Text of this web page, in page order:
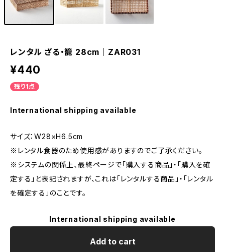
レンタル ざる・籠 28cm｜ZAR031
¥440
残り1点
International shipping available
サイズ：W28×H6.5cm
※レンタル食器のため使用感がありますのでご了承ください。
※システムの関係上、最終ページで「購入する商品」・「購入を確
定する」と表記されますが、これは「レンタルする商品」・「レンタル
を確定する」のことです。
International shipping available
Add to cart